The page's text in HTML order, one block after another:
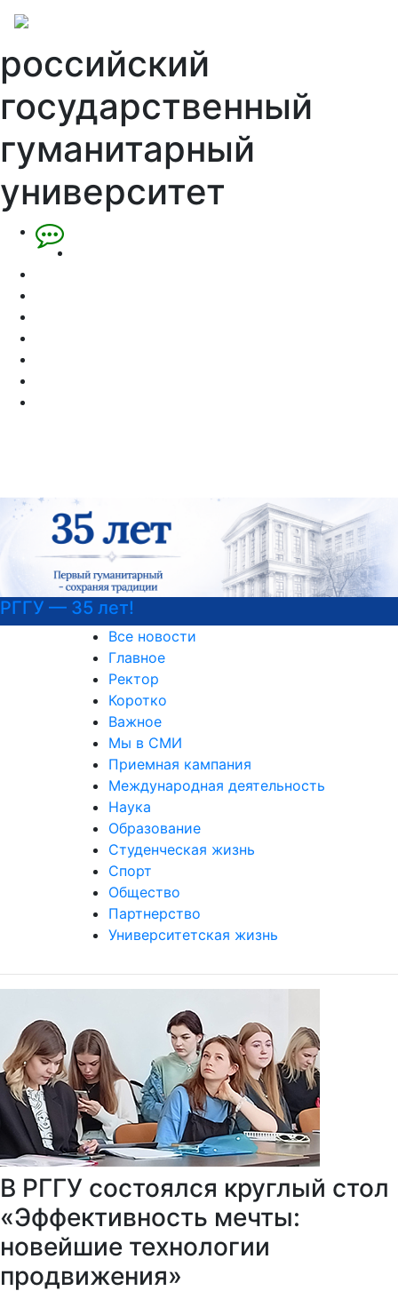
российский
государственный
гуманитарный
университет
Психологическая служба РГГУ
Все новости
Главное
Ректор
Коротко
Важное
Мы в СМИ
Приемная кампания
Международная деятельность
Наука
Образование
Студенческая жизнь
Спорт
Общество
Партнерство
Университетская жизнь
В РГГУ состоялся круглый стол
«Эффективность мечты:
новейшие технологии
продвижения»